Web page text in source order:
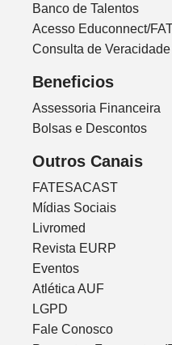
Banco de Talentos
Acesso Educonnect/
Consulta de Veracidade
Beneficios
Assessoria Financeira
Bolsas e Descontos
Outros Canais
FATESACAST
Mídias Sociais
Livromed
Revista EURP
Eventos
Atlética AUF
LGPD
Fale Conosco